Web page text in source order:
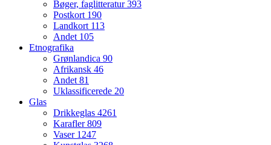
Bøger, faglitteratur393
Postkort 190
Landkort 113
Andet 105
Etnografika
Grønlandica 90
Afrikansk 46
Andet 81
Uklassificerede 20
Glas
Drikkeglas 4261
Karafler809
Vaser 1247